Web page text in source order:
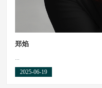
郑焰
2025-06-19